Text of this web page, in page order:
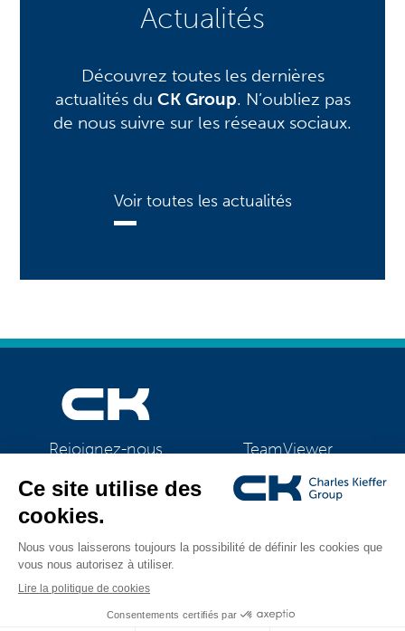
Actualités
Découvrez toutes les dernières
actualités du CK Group. N’oubliez pas
de nous suivre sur les réseaux sociaux.
Voir toutes les actualités
Rejoignez-nous TeamViewer
CK Support Mac / PC
©2026 CK Group
Tous droits réservés|Mentions légales
Politique de cookies|Gestion des cookies